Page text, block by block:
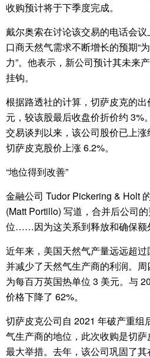
收购预计将于下季度完成。
戴尔奥索在讨论该交易的电话会
口商天然气需求不断增长的预期“
力”。他表示，新公司预计其未来
挂钩。
根据路透社的计算，切萨皮克的
元，较该股最后收盘价折价约 3%
交易谈判以来，该公司股价已上涨
切萨皮克股价上涨 6.2%。
“地位得到改善”
金融公司 Tudor Pickering & Holt
(Matt Portillo) 写道，合并后公司
位……因为这关系到释放和确保额
近年来，美国天然气产量远远超
并减少了天然气生产商的利润。
为每百万英国热单位 3 美元。与
价格下降了 62%。
切萨皮克公司自 2021 年破产重组
气生产商的地位，此次收购是切
最大举措。去年，该公司巩固了